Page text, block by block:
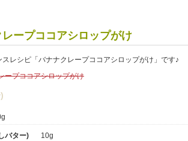
ープココアシロップがけ
スレシピ「バナナクレープココアシロップがけ」です♪
バター) 10g